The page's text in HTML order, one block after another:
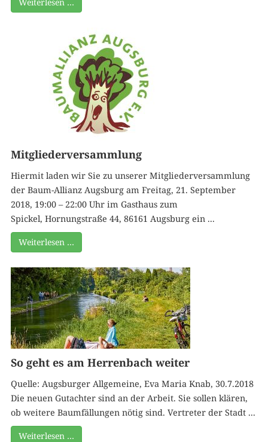
Mitgliederversammlung
Hiermit laden wir Sie zu unserer Mitgliederversammlung
der Baum-Allianz Augsburg am Freitag, 21. September
2018, 19:00 – 22:00 Uhr im Gasthaus zum
Spickel, Hornungstraße 44, 86161 Augsburg ein ...
Weiterlesen …
So geht es am Herrenbach weiter
Quelle: Augsburger Allgemeine, Eva Maria Knab, 30.7.2018
Die neuen Gutachter sind an der Arbeit. Sie sollen klären,
ob weitere Baumfällungen nötig sind. Vertreter der Stadt ...
Weiterlesen …